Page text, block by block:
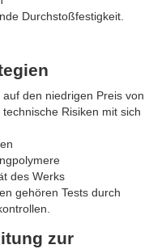
Durchstoßfestigkeit.
den niedrigen Preis von
Risiken mit sich
des Werks
gehören Tests durch
zur